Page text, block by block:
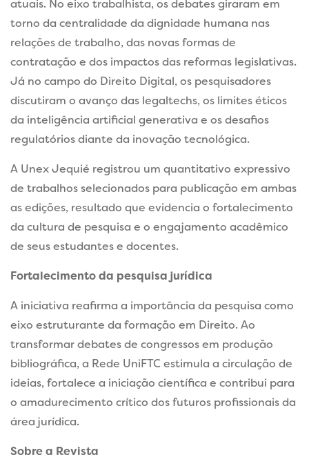
atuais. No eixo trabalhista, os debates giraram em
torno da centralidade da dignidade humana nas
relações de trabalho, das novas formas de
contratação e dos impactos das reformas legislativas.
Já no campo do Direito Digital, os pesquisadores
discutiram o avanço das legaltechs, os limites éticos
da inteligência artificial generativa e os desafios
regulatórios diante da inovação tecnológica.
A Unex Jequié registrou um quantitativo expressivo
de trabalhos selecionados para publicação em ambas
as edições, resultado que evidencia o fortalecimento
da cultura de pesquisa e o engajamento acadêmico
de seus estudantes e docentes.
Fortalecimento da pesquisa jurídica
A iniciativa reafirma a importância da pesquisa como
eixo estruturante da formação em Direito. Ao
transformar debates de congressos em produção
bibliográfica, a Rede UniFTC estimula a circulação de
ideias, fortalece a iniciação científica e contribui para
o amadurecimento crítico dos futuros profissionais da
área jurídica.
Sobre a Revista